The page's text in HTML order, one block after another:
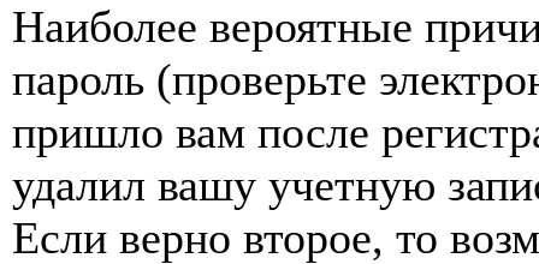
Наиболее вероятные
пароль (проверьте
пришло вам после
удалил вашу учетную
Если верно второе, то